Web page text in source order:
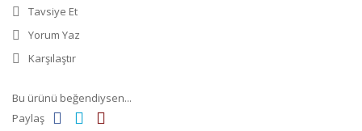
Tavsiye Et
Yorum Yaz
Karşılaştır
Bu ürünü beğendiysen...
Paylaş